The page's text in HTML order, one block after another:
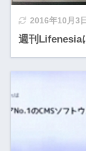
2016年10月3日
週刊Lifenesia